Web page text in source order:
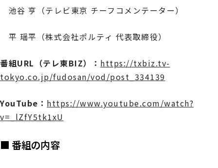
池谷 亨（テレビ東京 チーフコメンテーター）
平 瑶平（株式会社ポルティ 代表取締役）
番組URL（テレ東BIZ）： https://txbiz.tv-
tokyo.co.jp/fudosan/vod/post_334139
YouTube： https://www.youtube.com/watch?
v=_lZfY5tk1xU
■ 番組の内容